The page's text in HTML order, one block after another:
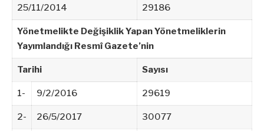
25/11/2014 29186
Yönetmelikte Değişiklik Yapan Yönetmeliklerin
Yayımlandığı Resmî Gazete’nin
Tarihi Sayısı
1- 9/2/2016 29619
2- 26/5/2017 30077